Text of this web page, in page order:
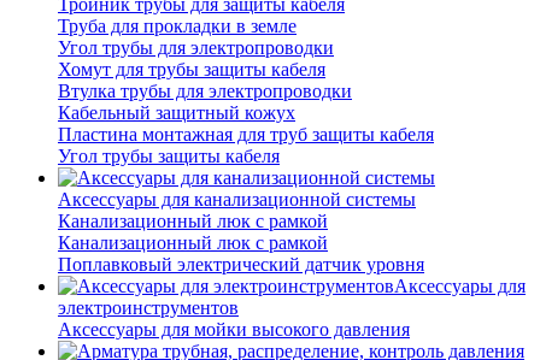
Труба для прокладки в земле
Угол трубы для электропроводки
Хомут для трубы защиты кабеля
Втулка трубы для электропроводки
Кабельный защитный кожух
Пластина монтажная для труб защиты кабеля
Угол трубы защиты кабеля
Аксессуары для канализационной системы
Канализационный люк с рамкой
Канализационный люк с рамкой
Поплавковый электрический датчик уровня
Аксессуары для
электроинструментов
Аксессуары для мойки высокого давления